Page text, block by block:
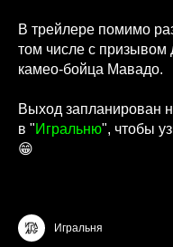
В трейлере помимо
том числе с призывом
камео-бойца Мавадо.
Выход запланирован
в "Игральню", чтобы
😁
Игральня